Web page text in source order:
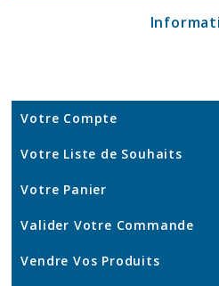
Votre Compte
Votre Liste de Souhaits
Votre Panier
Valider Votre Commande
Vendre Vos Produits